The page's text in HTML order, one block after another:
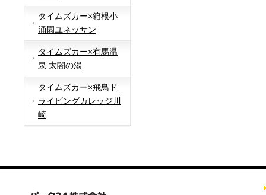
タイムズカー×箱根小
涌園ユネッサン
タイムズカー×有馬温
泉 太閤の湯
タイムズカー×飛鳥ド
ライビングカレッジ川
崎